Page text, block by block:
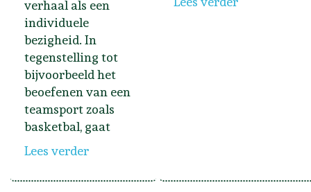
verhaal als een
individuele
bezigheid. In
tegenstelling tot
bijvoorbeeld het
beoefenen van een
teamsport zoals
basketbal, gaat
Lees verder